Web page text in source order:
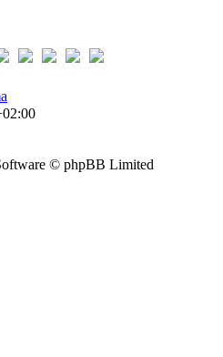
© phpBB Limited